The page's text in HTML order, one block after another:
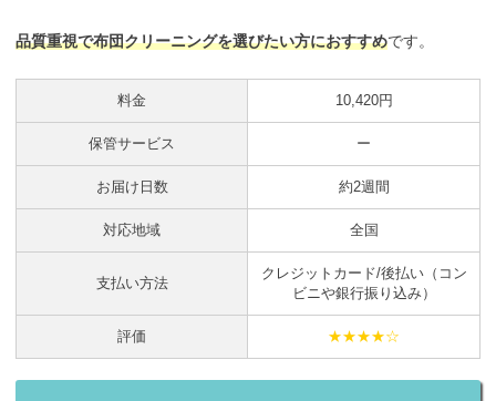
品質重視で布団クリーニングを選びたい方におすすめです。
料金 10,420円
保管サービス ー
お届け日数 約2週間
対応地域 全国
支払い方法
クレジットカード/後払い（コン
ビニや銀行振り込み）
評価 ★★★★☆